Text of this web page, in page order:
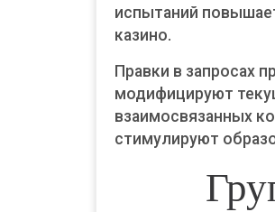
испытаний
казино.
Правки в запросах
модифицируют
взаимосвязанных
стимулируют